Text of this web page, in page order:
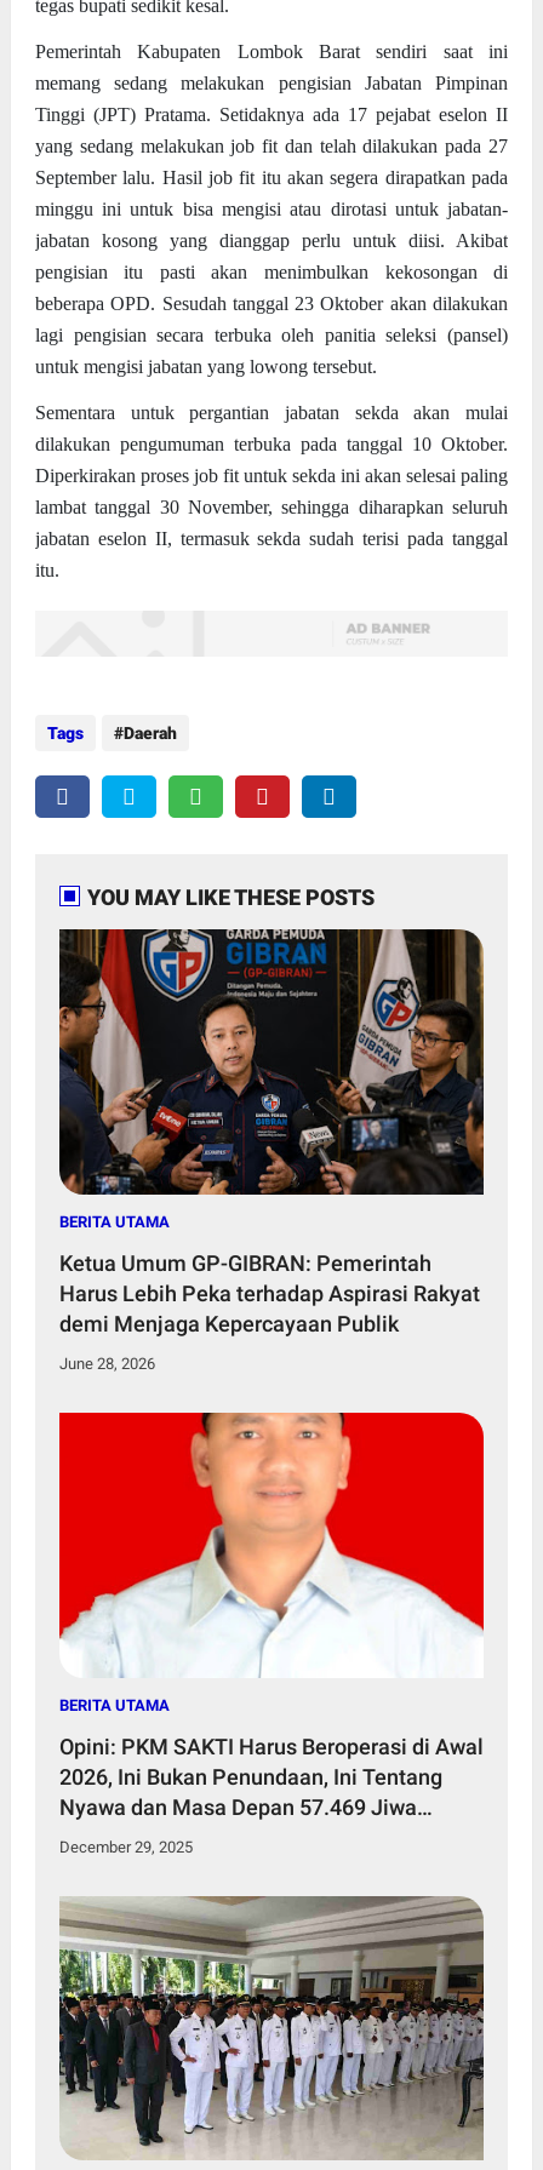
tegas bupati sedikit kesal.
Pemerintah Kabupaten Lombok Barat sendiri saat ini
memang sedang melakukan pengisian Jabatan Pimpinan
Tinggi (JPT) Pratama. Setidaknya ada 17 pejabat eselon II
yang sedang melakukan job fit dan telah dilakukan pada 27
September lalu. Hasil job fit itu akan segera dirapatkan pada
minggu ini untuk bisa mengisi atau dirotasi untuk jabatan-
jabatan kosong yang dianggap perlu untuk diisi. Akibat
pengisian itu pasti akan menimbulkan kekosongan di
beberapa OPD. Sesudah tanggal 23 Oktober akan dilakukan
lagi pengisian secara terbuka oleh panitia seleksi (pansel)
untuk mengisi jabatan yang lowong tersebut.
Sementara untuk pergantian jabatan sekda akan mulai
dilakukan pengumuman terbuka pada tanggal 10 Oktober.
Diperkirakan proses job fit untuk sekda ini akan selesai paling
lambat tanggal 30 November, sehingga diharapkan seluruh
jabatan eselon II, termasuk sekda sudah terisi pada tanggal
itu.
Tags Daerah
YOU MAY LIKE THESE POSTS
BERITA UTAMA
Ketua Umum GP-GIBRAN: Pemerintah
Harus Lebih Peka terhadap Aspirasi Rakyat
demi Menjaga Kepercayaan Publik
June 28, 2026
BERITA UTAMA
Opini: PKM SAKTI Harus Beroperasi di Awal
2026, Ini Bukan Penundaan, Ini Tentang
Nyawa dan Masa Depan 57.469 Jiwa
Penduduk Kecamatan Sakra Timur
December 29, 2025